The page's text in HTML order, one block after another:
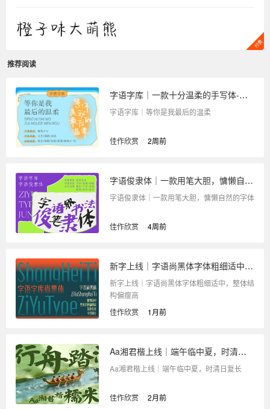
推荐阅读
字语字库｜一款十分温柔的手写体-等你是我最后的温柔
字语字库｜等你是我最后的温柔
佳作欣赏 2周前
字语俊隶体｜一款用笔大胆，慵懒自然的字体
字语俊隶体｜一款用笔大胆，慵懒自然的字体
佳作欣赏 4周前
新字上线｜字语尚黑体字体粗细适中，整体结构偏瘦高
新字上线｜字语尚黑体字体粗细适中，整体结
构偏瘦高
佳作欣赏
1月前
Aa湘君楷上线｜端午临中夏，时清日复长
Aa湘君楷上线｜端午临中夏，时清日复长
佳作欣赏 2月前